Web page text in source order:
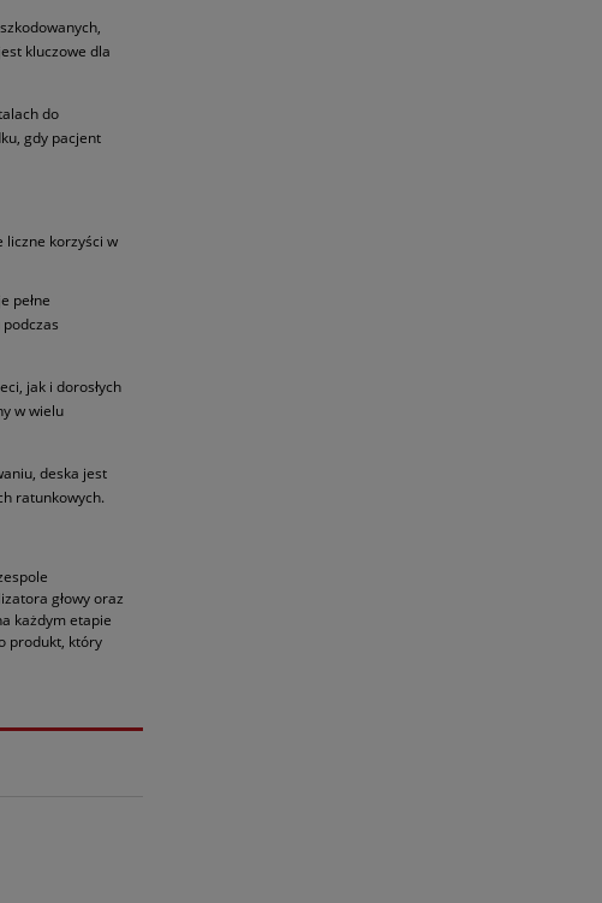
kluczowe dla
do
gdy pacjent
liczne korzyści w
pełne
jak i dorosłych
w wielu
deska jest
ratunkowych.
głowy oraz
każdym etapie
produkt, który